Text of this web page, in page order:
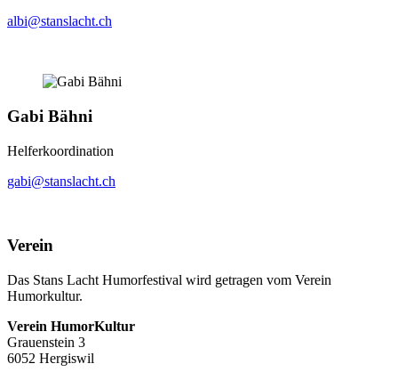
albi@stanslacht.ch
Gabi Bähni
Helferkoordination
gabi@stanslacht.ch
Verein
Das Stans Lacht Humorfestival wird getragen vom Verein
Humorkultur.
Verein HumorKultur
Grauenstein 3
6052 Hergiswil